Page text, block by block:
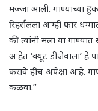
मज्जा आली. गाण्याच्या
रिहर्सलला आम्ही फार
की त्यांनी मला या
आहेत ‘क्यूट डीजेवाला’ हे
करावे हीच अपेक्षा आहे.
कळवा.”